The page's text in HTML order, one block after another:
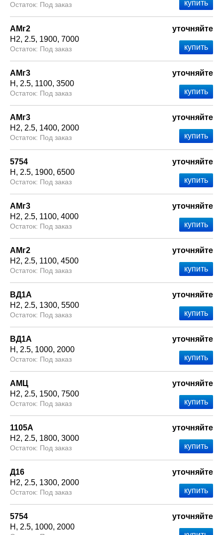
Под заказ
АМг2
Н2 2.5 1900 7000
Под заказ
уточняйте
АМг3
Н
2.5 1100 3500
Под заказ
уточняйте
АМг3
Н2 2.5 1400 2000
Под заказ
уточняйте
5754
Н
2.5 1900 6500
Под заказ
уточняйте
АМг3
Н2 2.5 1100 4000
Под заказ
уточняйте
АМг2
Н2 2.5 1100 4500
Под заказ
уточняйте
ВД1А
Н2 2.5 1300 5500
Под заказ
уточняйте
ВД1А
Н
2.5 1000 2000
Под заказ
уточняйте
АМЦ
Н2 2.5 1500 7500
Под заказ
уточняйте
1105А
Н2 2.5 1800 3000
Под заказ
уточняйте
Д16
Н2 2.5 1300 2000
Под заказ
уточняйте
5754
Н
2.5 1000 2000
уточняйте